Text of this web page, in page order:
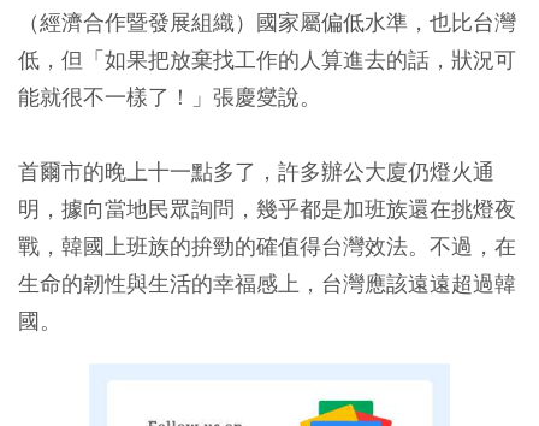
（經濟合作暨發展組織）國家屬偏低水準，也比台灣
低，但「如果把放棄找工作的人算進去的話，狀況可
能就很不一樣了！」張慶燮說。
首爾市的晚上十一點多了，許多辦公大廈仍燈火通
明，據向當地民眾詢問，幾乎都是加班族還在挑燈夜
戰，韓國上班族的拚勁的確值得台灣效法。不過，在
生命的韌性與生活的幸福感上，台灣應該遠遠超過韓
國。